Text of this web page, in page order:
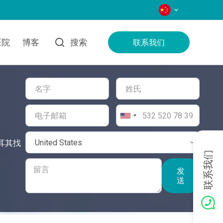
语言
博客 搜索 联系我们
其找
发
送
联系我们